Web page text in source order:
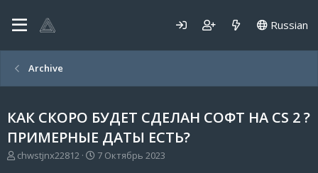
Russian
Archive
КАК СКОРО БУДЕТ СДЕЛАН СОФТ НА CS 2 ?
ПРИМЕРНЫЕ ДАТЫ ЕСТЬ?
А
chwstjnx22812
Д
7 Октябрь 2023